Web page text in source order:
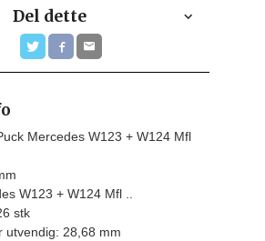
Del dette
Mercedes W123 + W124 Mfl
W123 + W124 Mfl ..
stk
utvendig: 28,68 mm